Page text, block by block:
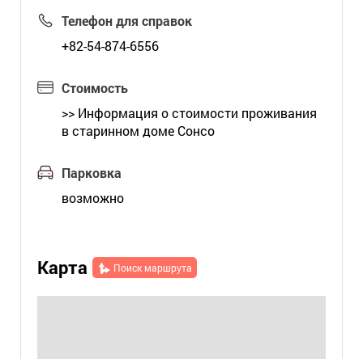
Телефон для справок
+82-54-874-6556
Стоимость
>> Информация о стоимости проживания
в старинном доме Сонсо
Парковка
возможно
Карта Поиск маршрута